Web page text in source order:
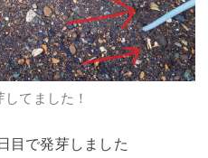
てました！
目で発芽しました